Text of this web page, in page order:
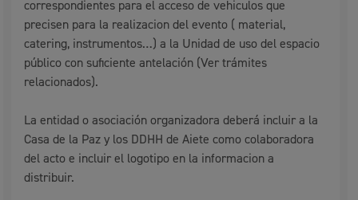
correspondientes para el acceso de vehiculos que
precisen para la realizacion del evento ( material,
catering, instrumentos…) a la Unidad de uso del espacio
público con suficiente antelación (Ver trámites
relacionados).
La entidad o asociación organizadora deberá incluir a la
Casa de la Paz y los DDHH de Aiete como colaboradora
del acto e incluir el logotipo en la informacion a
distribuir.